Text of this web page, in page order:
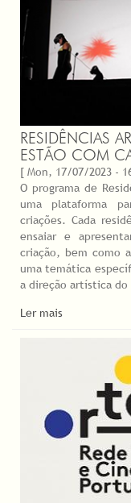
RESIDÊNCIAS
ESTÃO COM
[ Mon, 17/07/2023 -
O programa de
uma plataforma
criações. Cada
ensaiar e
criação, bem como
uma temática
a direção artística do
Ler mais